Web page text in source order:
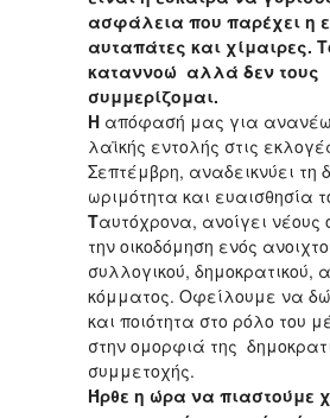
ασφάλεια που παρέχει η
αυταπάτες και χίμαιρες.
καταννοώ αλλά δεν τους
συμμερίζομαι.
Η απόφασή μας για
λαϊκής εντολής στις
Σεπτέμβρη, αναδεικνύει τη
ωριμότητα και ευαισθησία
Ταυτόχρονα, ανοίγει νέους
την οικοδόμηση ενός
συλλογικού, δημοκρατικού,
κόμματος. Οφείλουμε να
και ποιότητα στο ρόλο του
στην ομορφιά της
συμμετοχής.
Ήρθε η ώρα να πιαστούμε